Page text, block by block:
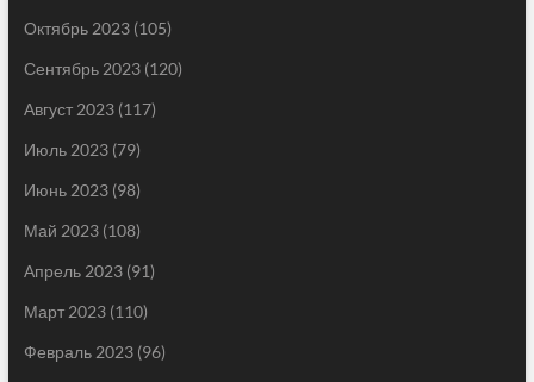
Октябрь 2023(105)
Сентябрь 2023(120)
Август 2023(117)
Июль 2023(79)
Июнь 2023(98)
Май 2023(108)
Апрель 2023(91)
Март 2023(110)
Февраль 2023(96)